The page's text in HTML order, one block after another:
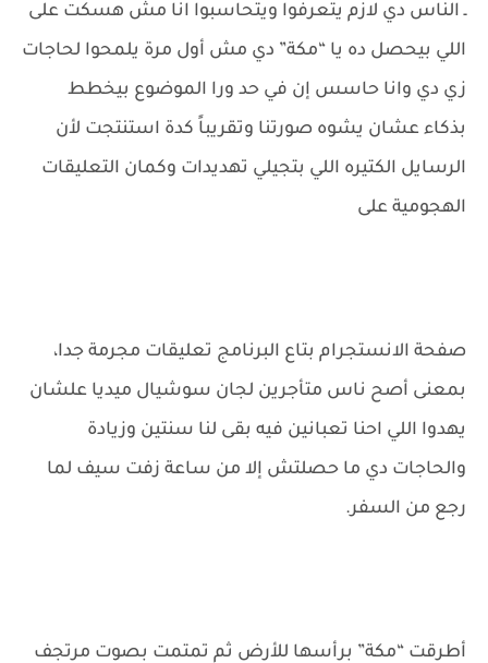
ـ الناس دي لازم يتعرفوا ويتحاسبوا انا مش هسكت على
اللي بيحصل ده يا “مكة” دي مش أول مرة يلمحوا لحاجات
زي دي وانا حاسس إن في حد ورا الموضوع بيخطط
بذكاء عشان يشوه صورتنا وتقريباً كدة استنتجت لأن
الرسايل الكتيره اللي بتجيلي تهديدات وكمان التعليقات
الهجومية على
صفحة الانستجرام بتاع البرنامج تعليقات مجرمة جدا،
بمعنى أصح ناس متأجرين لجان سوشيال ميديا علشان
يهدوا اللي احنا تعبانين فيه بقى لنا سنتين وزيادة
والحاجات دي ما حصلتش إلا من ساعة زفت سيف لما
رجع من السفر.
أطرقت “مكة” برأسها للأرض ثم تمتمت بصوت مرتجف